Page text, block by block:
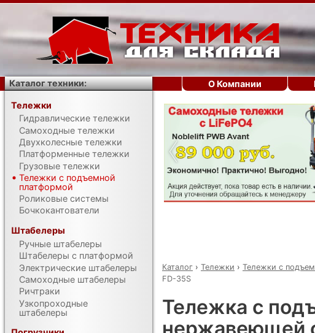
‹
Каталог › Тележки › Тележки с
FD-35S
Тележка с
О Компании
Каталог техники:
Тележки
Гидравлические тележки
Самоходные тележки
Двухколесные тележки
Платформенные тележки
Грузовые тележки
Тележки с подъемной
платформой
Роликовые системы
Бочкокантователи
Штабелеры
Ручные штабелеры
Штабелеры с платформой
Электрические штабелеры
Самоходные штабелеры
Ричтраки
Узкопроходные
штабелеры